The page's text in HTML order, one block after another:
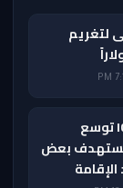
لتغريم
حتى في الرحلات الداخلية.. ICE توسع
وتستهدف بعض